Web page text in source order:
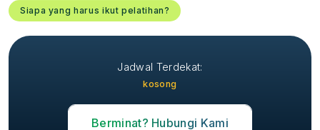
Siapa yang harus ikut pelatihan?
Jadwal Terdekat:
kosong
Berminat? Hubungi Kami